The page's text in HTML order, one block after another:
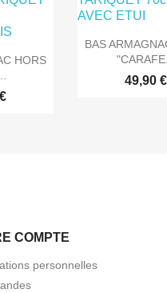
HORS
 Aperçu
BAS
49,90 €
COMPTE
personnelles